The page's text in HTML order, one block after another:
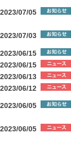
2023/07/05
2023/07/03
2023/06/15
2023/06/15
2023/06/13
2023/06/12
2023/06/05
2023/06/05